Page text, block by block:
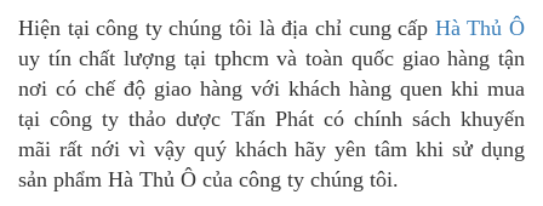
Hiện tại công ty chúng tôi là địa chỉ cung cấp Hà Thủ Ô
uy tín chất lượng tại tphcm và toàn quốc giao hàng tận
nơi có chế độ giao hàng với khách hàng quen khi mua
tại công ty thảo dược Tấn Phát có chính sách khuyến
mãi rất nới vì vậy quý khách hãy yên tâm khi sử dụng
sản phẩm Hà Thủ Ô của công ty chúng tôi.